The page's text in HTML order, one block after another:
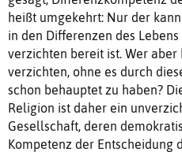
heißt umgekehrt: Nur der
in den Differenzen des
verzichten bereit ist. Wer aber
verzichten, ohne es durch
schon behauptet zu haben?
Religion ist daher ein
Gesellschaft, deren
Kompetenz der Entscheidung